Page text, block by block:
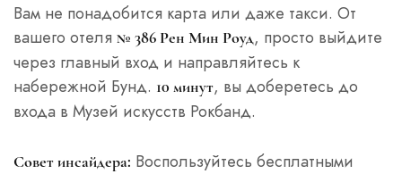
Вам не понадобится карта или даже такси. От
вашего отеля № 386 Рен Мин Роуд, просто выйдите
через главный вход и направляйтесь к
набережной Бунд. 10 минут, вы доберетесь до
входа в Музей искусств Рокбанд.
Совет инсайдера: Воспользуйтесь бесплатными